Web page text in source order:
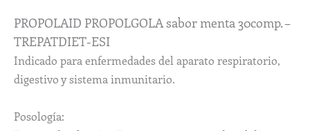
PROPOLAID PROPOLGOLA sabor menta 30comp. –
TREPATDIET-ESI
Indicado para enfermedades del aparato respiratorio,
digestivo y sistema inmunitario.
Posología: